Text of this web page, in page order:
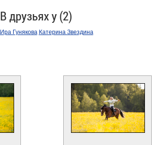
В друзьях у (2)
Ира Гунякова Катерина Звездина